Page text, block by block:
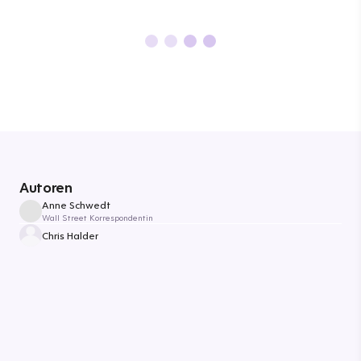
Autoren
Anne Schwedt
Wall Street Korrespondentin
Chris Halder